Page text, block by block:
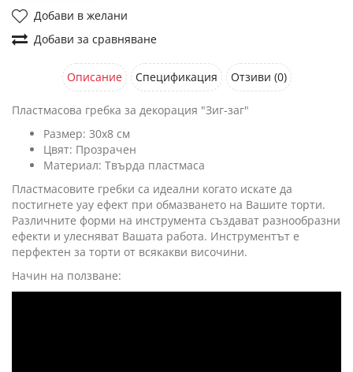
Добави в желани
Добави за сравняване
Описание Спецификация Отзиви (0)
Пластмасова гребка за декорация "Зиг-заг"
Размер: 30х8 см
Цвят: Прозрачен
Материал: Твърда пластмаса
Пластмасовите гребки са идеални когато искате да
постигнете уау ефект при обмазването на Вашите торти.
Различните форми на инструмента създават разнообразни
ефекти и улесняват Вашата работа. Инструментът е
перфектен за торти от всякакви височини.
Начин на ползване: